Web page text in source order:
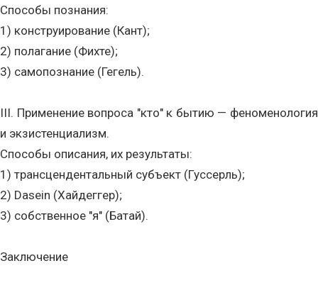
Способы познания:
1) конструирование (Кант);
2) полагание (Фихте);
3) самопознание (Гегель).
III. Применение вопроса "кто" к бытию — феноменология
и экзистенциализм.
Способы описания, их результаты:
1) трансцендентальный субъект (Гуссерль);
2) Dasein (Хайдеггер);
3) собственное "я" (Батай).
Заключение